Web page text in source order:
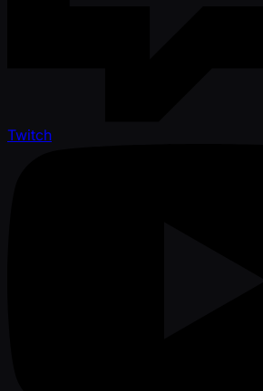
Twitch